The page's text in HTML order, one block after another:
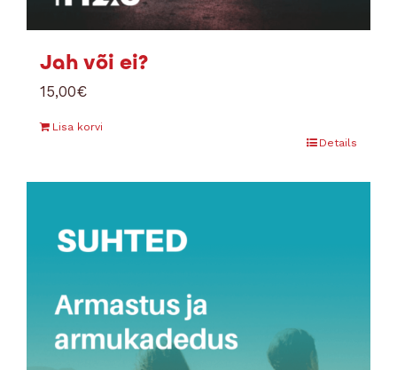
Jah või ei?
15,00€
Lisa korvi
Details